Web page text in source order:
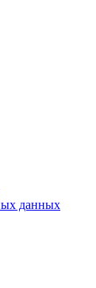
данных